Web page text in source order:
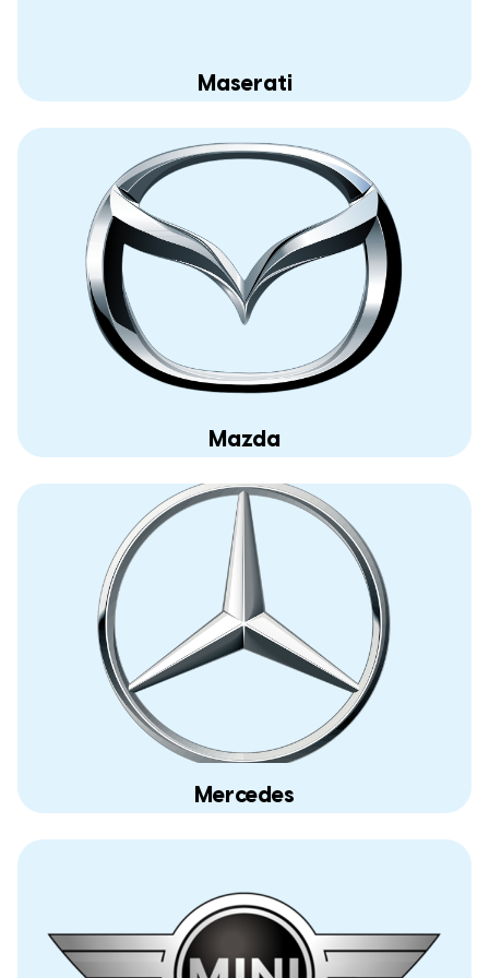
Maserati
Mazda
Mercedes